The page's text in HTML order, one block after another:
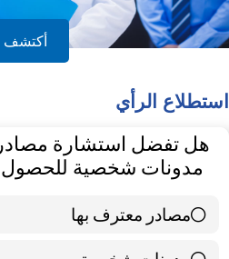
أكتشف
استطلاع الرأي
هل تفضل استشارة
مدونات شخصية
مصادر معترف بها
39 ( 65 % )